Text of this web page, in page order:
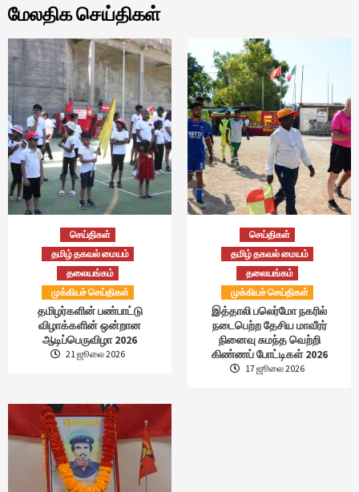
மேலதிக செய்திகள்
செய்திகள்
தமிழ் தகவல் மையம்
தலையங்கம்
முக்கியச் செய்திகள்
தமிழர்களின் பண்பாட்டு
விழாக்களின் ஒன்றான
ஆடிப்பெருவிழா 2026
21 ஜூலை 2026
செய்திகள்
தமிழ் தகவல் மையம்
தலையங்கம்
முக்கியச் செய்திகள்
இத்தாலி பலெர்மோ நகரில்
நடைபெற்ற தேசிய மாவீரர்
நினைவு சுமந்த வெற்றி
கிண்ணப் போட்டிகள் 2026
17 ஜூலை 2026